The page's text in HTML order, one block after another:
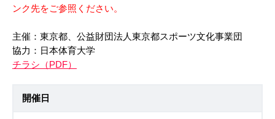
ンク先をご参照ください。
主催：東京都、公益財団法人東京都スポーツ文化事業団
協力：日本体育大学
チラシ（PDF）
開催日